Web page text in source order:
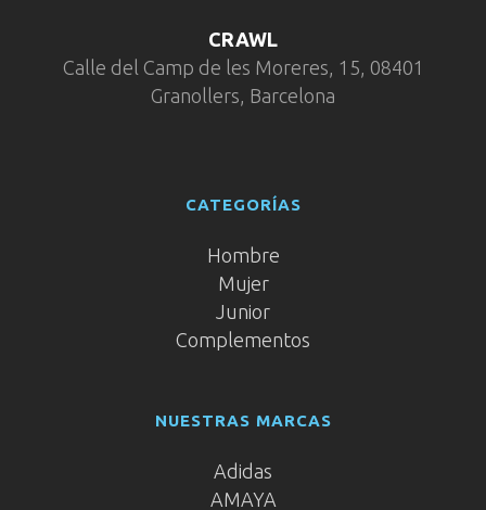
CRAWL
Calle del Camp de les Moreres, 15, 08401
Granollers, Barcelona
CATEGORÍAS
Hombre
Mujer
Junior
Complementos
NUESTRAS MARCAS
Adidas
AMAYA